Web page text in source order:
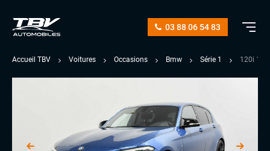
03 88 06 54 83
Accueil TBV Voitures Occasions Bmw Série 1 120i 184